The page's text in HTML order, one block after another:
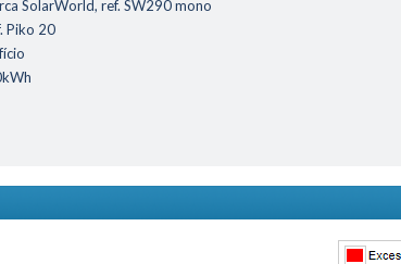
SolarWorld, ref. SW290 mono
Piko 20